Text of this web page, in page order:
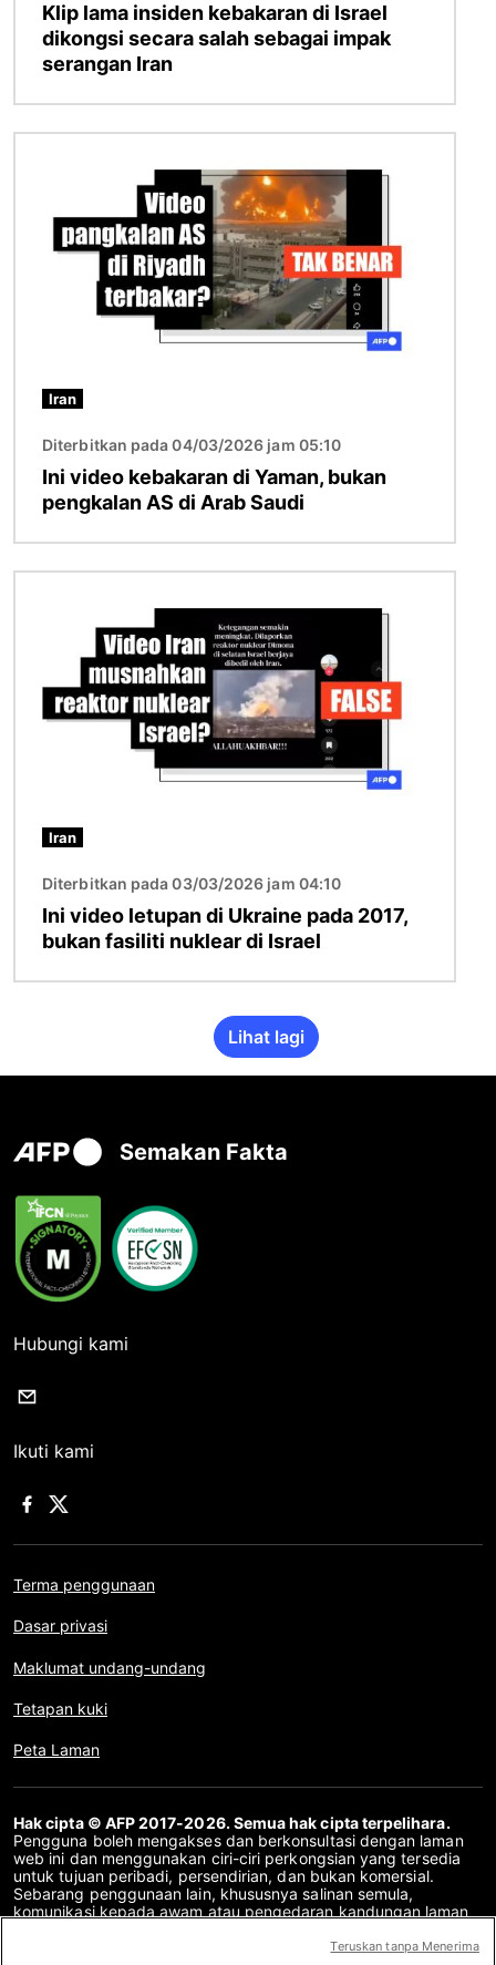
Klip lama insiden kebakaran di Israel
dikongsi secara salah sebagai impak
serangan Iran
Iran
Diterbitkan pada 04/03/2026 jam 05:10
Ini video kebakaran di Yaman, bukan
pengkalan AS di Arab Saudi
Iran
Diterbitkan pada 03/03/2026 jam 04:10
Ini video letupan di Ukraine pada 2017,
bukan fasiliti nuklear di Israel
Lihat lagi
Semakan Fakta
Hubungi kami
Ikuti kami
Terma penggunaan
Dasar privasi
Maklumat undang-undang
Tetapan kuki
Peta Laman
Hak cipta © AFP 2017-2026. Semua hak cipta terpelihara.
Pengguna boleh mengakses dan berkonsultasi dengan laman
web ini dan menggunakan ciri-ciri perkongsian yang tersedia
untuk tujuan peribadi, persendirian, dan bukan komersial.
Sebarang penggunaan lain, khususnya salinan semula,
komunikasi kepada awam atau pengedaran kandungan laman
sebarang tujuan lain dan/atau dengan cara lain, tanpa
Teruskan tanpa Menerima